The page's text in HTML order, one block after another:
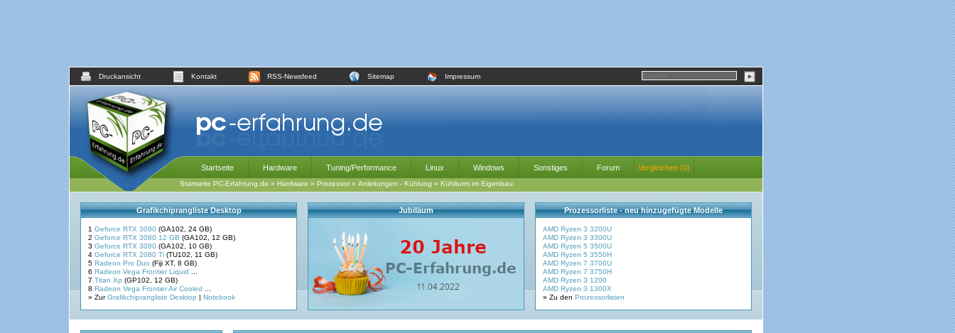
Druckansicht Kontakt RSS-Newsfeed Sitemap Impressum
Startseite Hardware Tuning/Performance Linux Windows Sonstiges Forum Vergleichen (0)
Startseite PC-Erfahrung.de » Hardware » Prozessor » Anleitungen - Kühlung » Kühlturm im Eigenbau
Grafikchiprangliste Desktop
1 Geforce RTX 3090 (GA102, 24 GB)
2 Geforce RTX 3080 12 GB (GA102, 12 GB)
3 Geforce RTX 3080 (GA102, 10 GB)
4 Geforce RTX 2080 Ti (TU102, 11 GB)
5 Radeon Pro Duo (Fiji XT, 8 GB)
6 Radeon Vega Frontier Liquid
7 Titan Xp (GP102, 12 GB)
8 Radeon Vega Frontier Air Cooled
» ZurGrafikchiprangliste Desktop | Notebook
Jubiläum Prozessorliste - neu hinzugefügte Modelle
AMD Ryzen 3 3200U
AMD Ryzen 3 3300U
AMD Ryzen 5 3500U
AMD Ryzen 5 3550H
AMD Ryzen 7 3700U
AMD Ryzen 7 3750H
AMD Ryzen 3 1200
AMD Ryzen 3 1300X
» Zu den Prozessorlisten